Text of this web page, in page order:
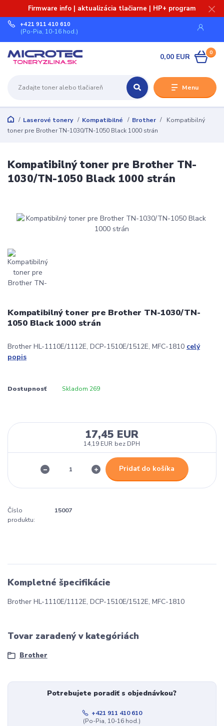
Firmware info | aktualizácia tlačiarne | HP+ program
Menu
+421 911 410 610
(Po-Pia, 10-16 hod.)
0
0,00 EUR
Laserové tonery Kompatibilné Brother
Kompatibilný
toner pre Brother TN-1030/TN-1050 Black 1000 strán
Kompatibilný toner pre Brother TN-
1030/TN-1050 Black 1000 strán
Kompatibilný toner pre Brother TN-1030/TN-
1050 Black 1000 strán
Brother HL-1110E/1112E, DCP-1510E/1512E, MFC-1810 celý
popis
Dostupnosť Skladom 269
17,45 EUR
14,19 EUR bez DPH
Pridať do košíka
Číslo
produktu:
15007
Kompletné špecifikácie
Brother HL-1110E/1112E, DCP-1510E/1512E, MFC-1810
Tovar zaradený v kategóriách
Brother
Potrebujete poradiť s objednávkou?
+421 911 410 610
(Po-Pia, 10-16 hod.)